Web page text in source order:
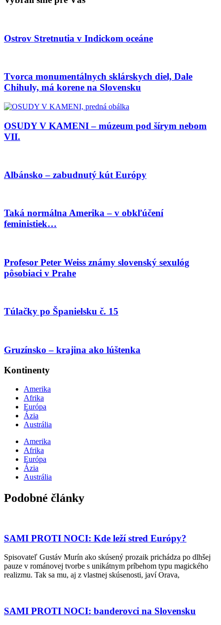
Ostrov Stretnutia v Indickom oceáne
Tvorca monumentálnych sklárskych diel, Dale
Chihuly, má korene na Slovensku
OSUDY V KAMENI – múzeum pod šírym nebom
VII.
Albánsko – zabudnutý kút Európy
Taká normálna Amerika – v obkľúčení
feministiek…
Profesor Peter Weiss známy slovenský sexulóg
pôsobiaci v Prahe
Túlačky po Španielsku č. 15
Gruzínsko – krajina ako lúštenka
Kontinenty
Amerika
Afrika
Európa
Ázia
Austrália
Amerika
Afrika
Európa
Ázia
Austrália
Podobné články
SAMI PROTI NOCI: Kde leží stred Európy?
Spisovateľ Gustáv Murín ako skúsený prozaik prichádza po dlhšej
pauze v románovej tvorbe s unikátnym príbehom typu magického
realizmu. Tak sa mu, aj z vlastnej skúsenosti, javí Orava,
SAMI PROTI NOCI: banderovci na Slovensku